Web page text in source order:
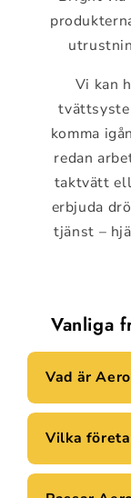
Vi kan
komma
redan
taktvätt
erbjuda
tjänst –
Vanliga
Vad är
Vilka